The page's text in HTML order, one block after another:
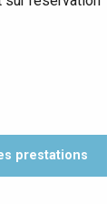
prestations